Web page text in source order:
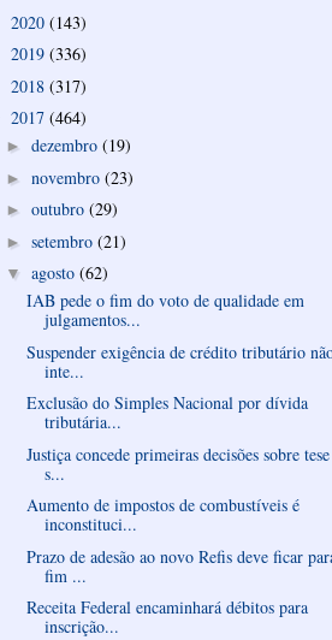
2020 (143)
2019 (336)
2018 (317)
2017 (464)
► dezembro (19)
► novembro (23)
► outubro (29)
► setembro (21)
▼ agosto (62)
IAB pede o fim do voto de qualidade em
julgamentos...
Suspender exigência de crédito tributário
inte...
Exclusão do Simples Nacional por dívida
tributária...
Justiça concede primeiras decisões sobre
s...
Aumento de impostos de combustíveis é
inconstituci...
Prazo de adesão ao novo Refis deve ficar
fim ...
Receita Federal encaminhará débitos para
inscrição...